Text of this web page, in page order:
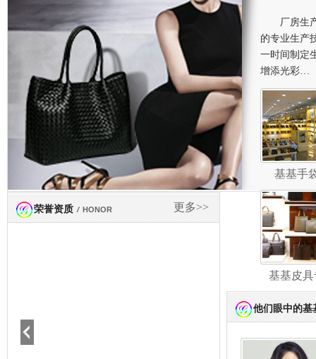
厂房生
的专业生产
一时间制定
增添光彩…
基基手
基基皮
更多>>
荣誉资质 / HONOR
他们眼中的基